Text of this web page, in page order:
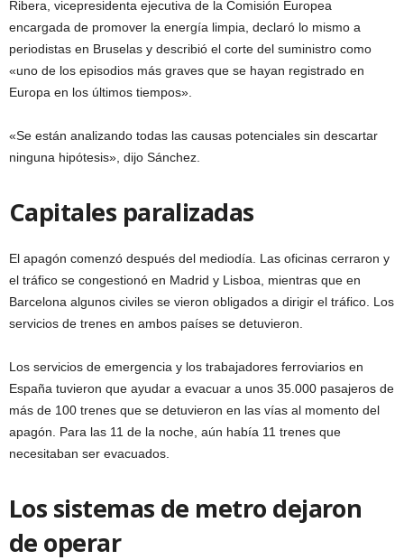
Ribera, vicepresidenta ejecutiva de la Comisión Europea
encargada de promover la energía limpia, declaró lo mismo a
periodistas en Bruselas y describió el corte del suministro como
«uno de los episodios más graves que se hayan registrado en
Europa en los últimos tiempos».
«Se están analizando todas las causas potenciales sin descartar
ninguna hipótesis», dijo Sánchez.
Capitales paralizadas
El apagón comenzó después del mediodía. Las oficinas cerraron y
el tráfico se congestionó en Madrid y Lisboa, mientras que en
Barcelona algunos civiles se vieron obligados a dirigir el tráfico. Los
servicios de trenes en ambos países se detuvieron.
Los servicios de emergencia y los trabajadores ferroviarios en
España tuvieron que ayudar a evacuar a unos 35.000 pasajeros de
más de 100 trenes que se detuvieron en las vías al momento del
apagón. Para las 11 de la noche, aún había 11 trenes que
necesitaban ser evacuados.
Los sistemas de metro dejaron
de operar